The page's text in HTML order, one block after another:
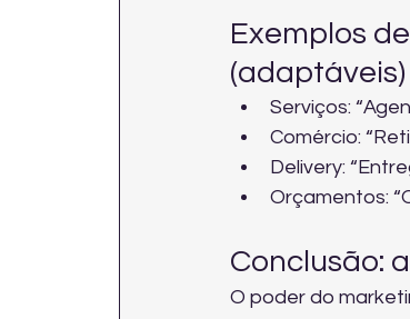
Exemplos
(adaptáveis)
Serviços:
Comércio:
Delivery:
Orçamentos:
Conclusão:
O poder do